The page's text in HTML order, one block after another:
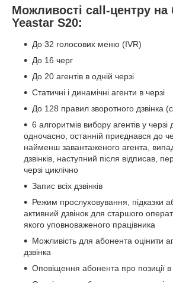
Можливості call-центру на
Yeastar S20:
До 32 голосових меню (IVR)
До 16 черг
До 20 агентів в одній черзі
Статичні і динамічні агенти в черзі
До 128 правил зворотного дзвінка
6 алгоритмів вибору агентів у черзі
одночасно, останній приєднався до
найменш завантаженого агента,
дзвінків, наступний після відписав,
черзі циклічно
Запис всіх дзвінків
Режим прослуховування, підказки
активний дзвінок для старшого
якого уповноваженого працівника
Можливість для абонента оцінити
дзвінка
Оповіщення абонента про позиції в